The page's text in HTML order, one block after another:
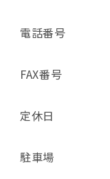
電話番号
FAX番号
定休日
駐車場